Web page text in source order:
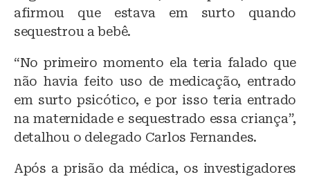
afirmou que estava em surto quando
sequestrou a bebê.
“No primeiro momento ela teria falado que
não havia feito uso de medicação, entrado
em surto psicótico, e por isso teria entrado
na maternidade e sequestrado essa criança”,
detalhou o delegado Carlos Fernandes.
Após a prisão da médica, os investigadores